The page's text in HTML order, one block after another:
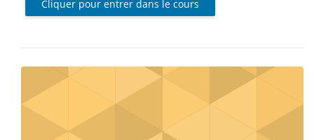
Cliquer pour entrer dans le cours